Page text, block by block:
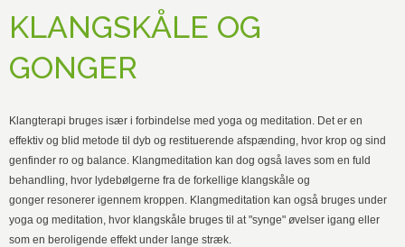
KLANGSKÅLE OG
GONGER
Klangterapi bruges især i forbindelse med yoga og meditation. Det er en
effektiv og blid metode til dyb og restituerende afspænding, hvor krop og sind
genfinder ro og balance. Klangmeditation kan dog også laves som en fuld
behandling, hvor lydebølgerne fra de forkellige klangskåle og
gonger resonerer igennem kroppen. Klangmeditation kan også bruges under
yoga og meditation, hvor klangskåle bruges til at "synge" øvelser igang eller
som en beroligende effekt under lange stræk.